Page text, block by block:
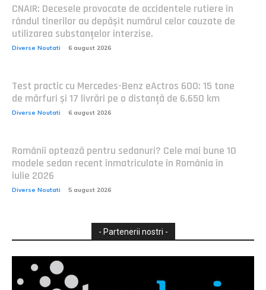
CNAIR: Decesele provocate de accidentele rutiere în
rândul tinerilor au depășit numărul celor cauzate de
utilizarea substanțelor interzise.
Diverse Noutati 6 august 2026
Test practic cu Mercedes-Benz eActros 600: 15 tone
de mărfuri și 17 livrări pe o distanță de 6.650 km
Diverse Noutati 6 august 2026
Românii optează pentru sedanuri? Cele mai bune 10
modele sedan recent înmatriculate în România în
iulie 2026
Diverse Noutati 5 august 2026
- Partenerii nostri -